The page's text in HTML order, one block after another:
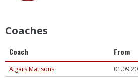
Coaches
Coach From
Aigars Matisons